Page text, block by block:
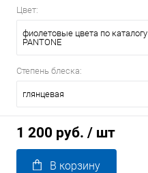
Цвет:
фиолетовые цвета по каталогу
PANTONE
Степень блеска:
глянцевая
1 200 руб. / шт
В корзину